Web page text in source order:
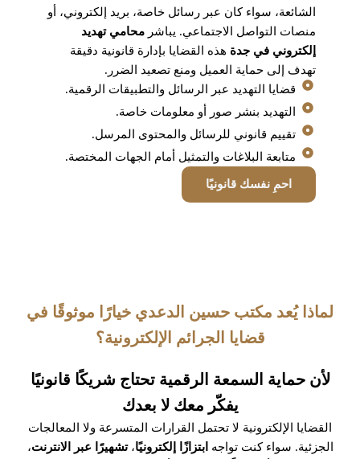
الشائعة، سواء كان عبر رسائل خاصة، بريد إلكتروني، أو
منصات التواصل الاجتماعي. يباشر محامي تهديد
إلكتروني في جدة هذه القضايا بإدارة قانونية دقيقة
تهدف إلى حماية العميل ومنع تصعيد الضرر.
قضايا التهديد عبر الرسائل والتطبيقات الرقمية.
التهديد بنشر صور أو معلومات خاصة.
تقييم قانوني للرسائل والمحتوى المرسل.
متابعة البلاغات والتمثيل أمام الجهات المختصة.
احمِ نفسك قانونيًا
لماذا يُعد مكتب حسين الدعدي خيارًا موثوقًا في
قضايا الجرائم الإلكترونية؟
لأن حماية السمعة الرقمية تحتاج شريكًا قانونيًا
يفكّر معك لا بعدك
القضايا الإلكترونية لا تحتمل القرارات المتسرعة ولا المعالجات
الجزئية. سواء كنت تواجه ابتزازًا إلكترونيًا،تشهيرًا عبر الانترنت،